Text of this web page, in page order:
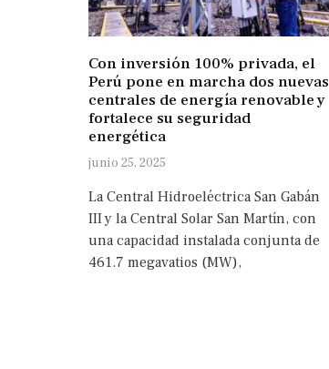
Con inversión 100% privada, el
Perú pone en marcha dos nuevas
centrales de energía renovable y
fortalece su seguridad
energética
junio 25, 2025
La Central Hidroeléctrica San Gabán
III y la Central Solar San Martín, con
una capacidad instalada conjunta de
461.7 megavatios (MW),